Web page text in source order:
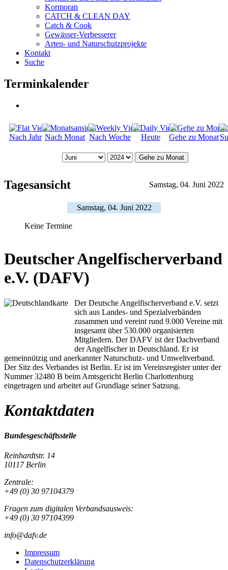
Kormoran
CATCH & CLEAN DAY
Catch & Cook
Gewässer-Verbesserer
Arten- und Naturschutzprojekte
Kontakt
Suche
Terminkalender
Nach Jahr Nach Monat Nach Woche Heute Gehe zu Monat
Gehe zu Monat
Tagesansicht Samstag, 04. Juni 2022
Samstag, 04. Juni 2022
Keine Termine
Deutscher Angelfischerverband
e.V. (DAFV)
Der Deutsche Angelfischerverband e.V. setzt
sich aus Landes- und Spezialverbänden
zusammen und vereint rund 9.000 Vereine mit
insgesamt über 530.000 organisierten
Mitgliedern. Der DAFV ist der Dachverband
der Angelfischer in Deutschland. Er ist
gemeinnützig und anerkannter Naturschutz- und Umweltverband.
Der Sitz des Verbandes ist Berlin. Er ist im Vereinsregister unter der
Nummer 32480 B beim Amtsgericht Berlin Charlottenburg
eingetragen und arbeitet auf Grundlage seiner Satzung.
Kontaktdaten
Bundesgeschäftsstelle
Reinhardtstr. 14
10117 Berlin
Zentrale:
+49 (0) 30 97104379
Fragen zum digitalen Verbandsausweis:
+49 (0) 30 97104399
info@dafv.de
Impressum
Datenschutzerklärung